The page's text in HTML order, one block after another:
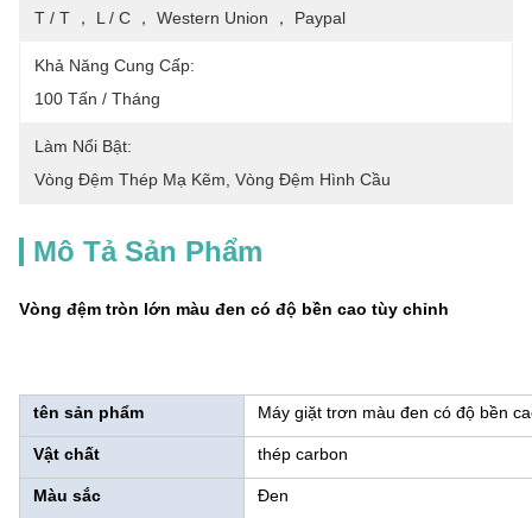
T / T ， L / C ， Western Union ， Paypal
Khả Năng Cung Cấp:
100 Tấn / Tháng
Làm Nổi Bật:
Vòng Đệm Thép Mạ Kẽm Vòng Đệm Hình Cầu
Mô Tả Sản Phẩm
Vòng đệm tròn lớn màu đen có độ bền cao tùy chỉnh
tên sản phẩm Máy giặt trơn màu đen có độ bền
Vật chất thép carbon
Màu sắc Đen